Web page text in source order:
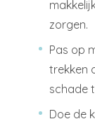
zorgen.
Pas op
trekken
schade
Doe de